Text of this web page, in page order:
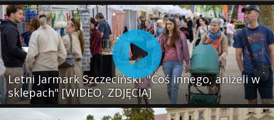
Letni Jarmark Szczeciński. "Coś innego, aniżeli w
sklepach" [WIDEO, ZDJĘCIA]